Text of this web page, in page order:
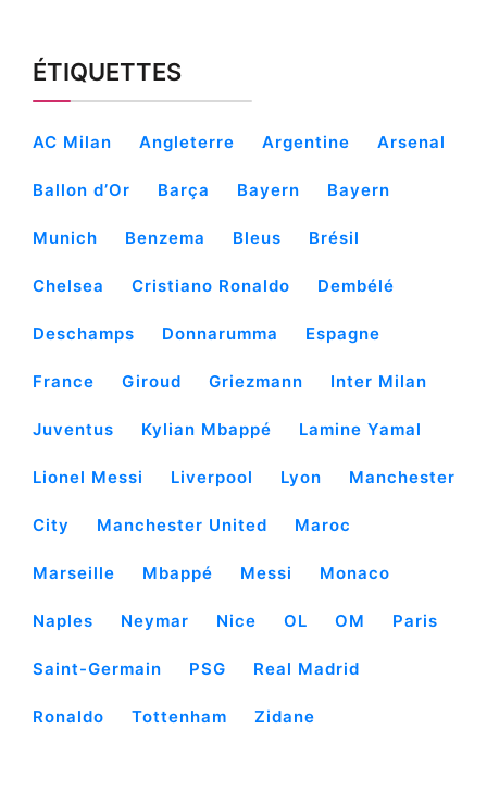
ÉTIQUETTES
AC Milan Angleterre Argentine Arsenal
Ballon d’Or Barça Bayern Bayern
Munich Benzema Bleus Brésil
Chelsea Cristiano Ronaldo Dembélé
Deschamps Donnarumma Espagne
France Giroud Griezmann Inter Milan
Juventus Kylian Mbappé Lamine Yamal
Lionel Messi Liverpool Lyon Manchester
City Manchester United Maroc
Marseille Mbappé Messi Monaco
Naples Neymar Nice OL OM Paris
Saint-Germain PSG Real Madrid
Ronaldo Tottenham Zidane